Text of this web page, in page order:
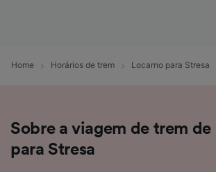
Home Horários de trem Locarno para Stresa
Sobre a viagem de trem de
para Stresa